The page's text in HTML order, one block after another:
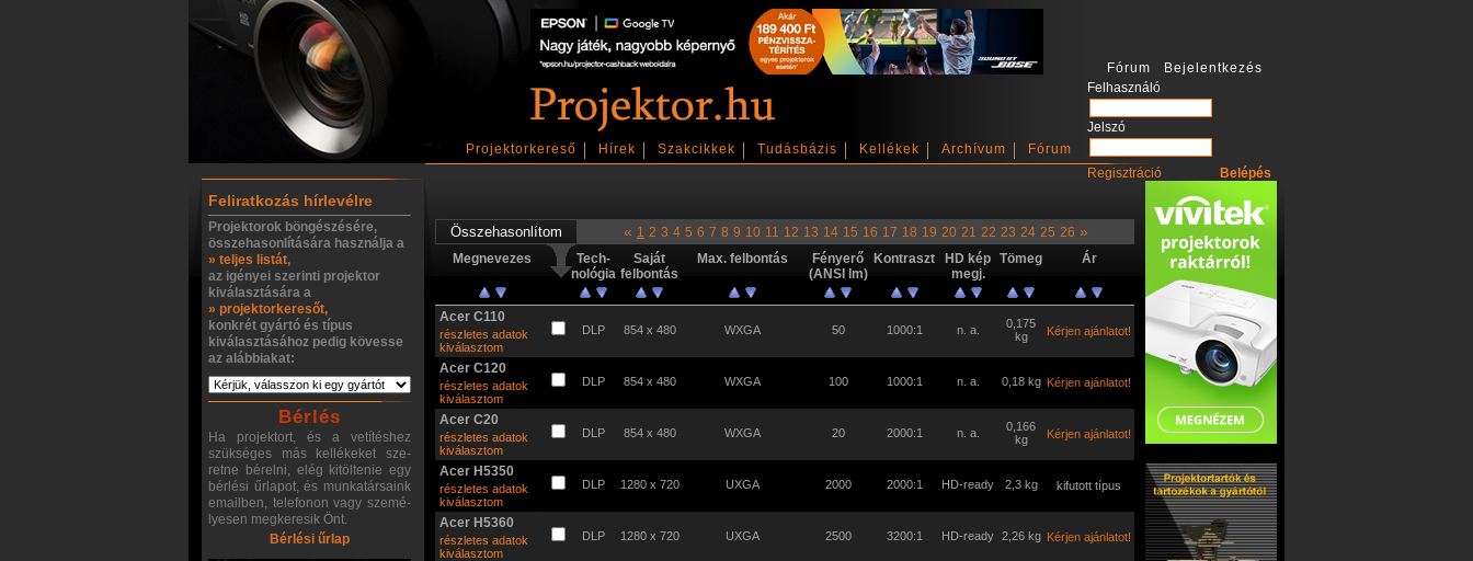
Fórum Bejelentkezés
Felhasználó
Jelszó
Regisztráció
Projektorkereső Hírek Szakcikkek Tudásbázis Kellékek Archívum Fórum
Feliratkozás hírlevélre
Projektorok böngészésére,
összehasonlítására használja a
» teljes listát,
az igényei szerinti projektor
kiválasztására a
» projektorkeresőt,
konkrét gyártó és típus
kiválasztásához pedig kövesse
az alábbiakat:
Bérlés
Ha projektort, és a vetítéshez
szükséges más kellékeket sze-
retne bérelni, elég kitöltenie egy
bérlési űrlapot, és munkatársaink
emailben, telefonon vagy szemé-
lyesen megkeresik Önt.
Bérlési űrlap
« 1 2 3 4 5 6 7 8 9 10 11 12 13 14 15 16 17 18 19 20 21 22 23 24 25 26 »
Megnevezes
Tech-
nológia
Saját
felbontás
Max. felbontás
Fényerő
(ANSI lm)
Kontraszt
HD kép
megj.
Tömeg Ár
Acer C110
részletes adatok
kiválasztom
DLP 854 x 480 WXGA 50 1000:1 n. a.
0,175
kg
Kérjen ajánlatot!
Acer C120
részletes adatok
kiválasztom
DLP 854 x 480 WXGA 100 1000:1 n. a. 0,18 kg Kérjen ajánlatot!
Acer C20
részletes adatok
kiválasztom
DLP 854 x 480 WXGA 20 2000:1 n. a.
0,166
kg
Kérjen ajánlatot!
Acer H5350
részletes adatok
kiválasztom
DLP 1280 x 720 UXGA 2000 2000:1 HD-ready 2,3 kg kifutott típus
Acer H5360
részletes adatok
kiválasztom
DLP 1280 x 720 UXGA 2500 3200:1 HD-ready 2,26 kg Kérjen ajánlatot!